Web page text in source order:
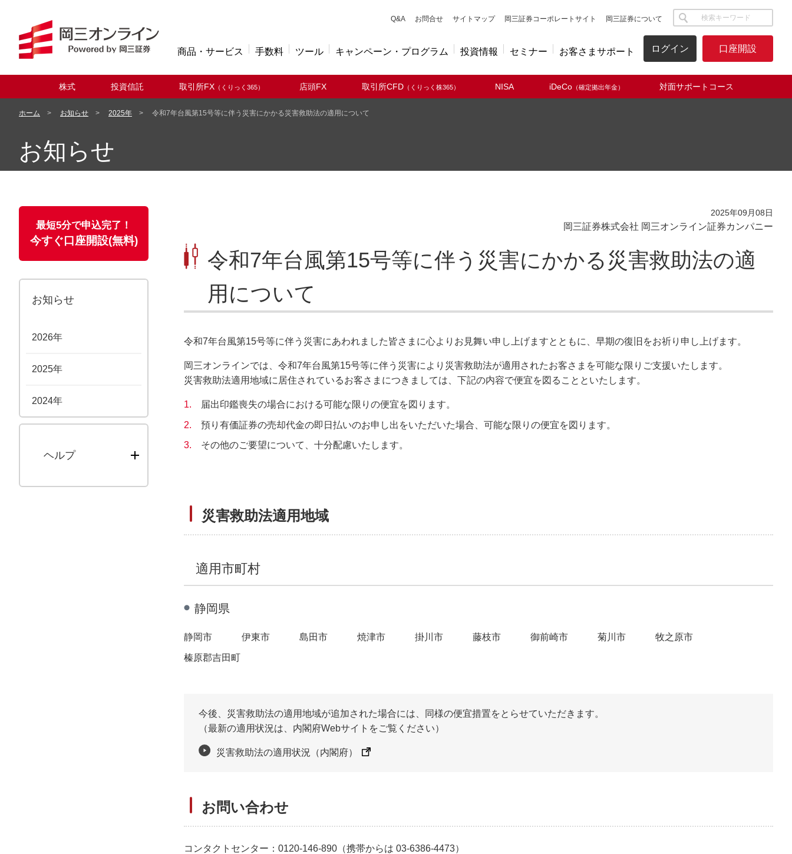
Q&Aキューアンドエー
お問合せ サイトマップ 岡三証券コーポレートサイト 岡三証券について サイト内検索
商品・サービス 手数料 ツール キャンペーン・プログラム 投資情報 セミナー お客さまサポート ログイン 口座開設
株式 投資信託 取引所FX（くりっく365） 店頭FX 取引所CFD（くりっく株365） NISA iDeCo（確定拠出年金） 対面サポートコース
ホーム お知らせ 2025年 令和7年台風第15号等に伴う災害にかかる災害救助法の適用について
お知らせ
2025年09月08日
岡三証券株式会社 岡三オンライン証券カンパニー
令和7年台風第15号等に伴う災害にかかる災害救助法の適
用について
令和7年台風第15号等に伴う災害にあわれました皆さまに心よりお見舞い申し上げますとともに、早期の復旧をお祈り申し上げます。
岡三オンラインでは、令和7年台風第15号等に伴う災害により災害救助法が適用されたお客さまを可能な限りご支援いたします。
災害救助法適用地域に居住されているお客さまにつきましては、下記の内容で便宜を図ることといたします。
1. 届出印鑑喪失の場合における可能な限りの便宜を図ります。
2. 預り有価証券の売却代金の即日払いのお申し出をいただいた場合、可能な限りの便宜を図ります。
3. その他のご要望について、十分配慮いたします。
災害救助法適用地域
適用市町村
静岡県
静岡市 伊東市 島田市 焼津市 掛川市 藤枝市 御前崎市 菊川市 牧之原市
榛原郡吉田町
今後、災害救助法の適用地域が追加された場合には、同様の便宜措置をとらせていただきます。
（最新の適用状況は、内閣府Webサイトをご覧ください）
災害救助法の適用状況（内閣府）
お問い合わせ
コンタクトセンター：0120-146-890（携帯からは 03-6386-4473）
最短5分で申込完了！
今すぐ口座開設(無料)
お知らせ
2026年
2025年
2024年
ヘルプ